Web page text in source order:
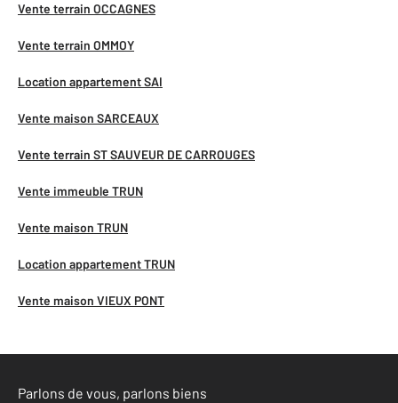
Vente terrain OCCAGNES
Vente terrain OMMOY
Location appartement SAI
Vente maison SARCEAUX
Vente terrain ST SAUVEUR DE CARROUGES
Vente immeuble TRUN
Vente maison TRUN
Location appartement TRUN
Vente maison VIEUX PONT
Parlons de vous, parlons biens